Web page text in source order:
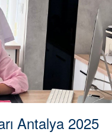
Antalya 2025